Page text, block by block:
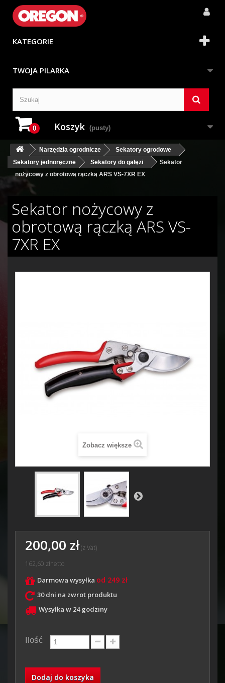
KATEGORIE
TWOJA PILARKA
0 Koszyk (pusty)
Narzędzia ogrodnicze
Sekatory ogrodowe
Sekatory jednoręczne
Sekatory do gałęzi
Sekator
nożycowy z obrotową rączką ARS VS-7XR EX
Sekator nożycowy z
obrotową rączką ARS VS-
7XR EX
Zobacz większe
200,00 zł(z Vat)
162,60 złnetto
Darmowa wysyłka od 249 zł
30 dni na zwrot produktu
Wysyłka w 24 godziny
Ilość
Dodaj do koszyka